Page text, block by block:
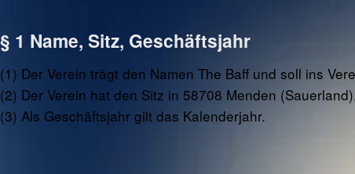
§ 1 Name, Sitz, Geschäftsjahr
(1) Der Verein trägt den Namen The Baff und soll ins
(2) Der Verein hat den Sitz in 58708 Menden
(3) Als Geschäftsjahr gilt das Kalenderjahr.